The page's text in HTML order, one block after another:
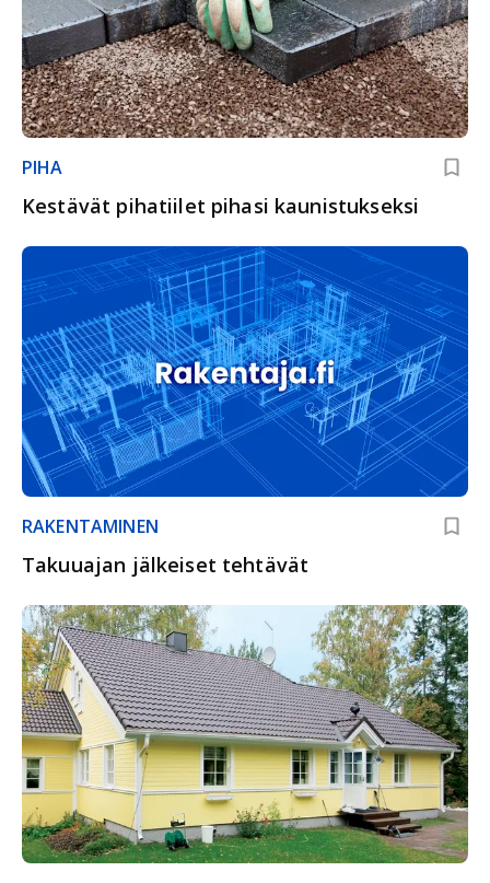
PIHA
Kestävät pihatiilet pihasi kaunistukseksi
RAKENTAMINEN
Takuuajan jälkeiset tehtävät